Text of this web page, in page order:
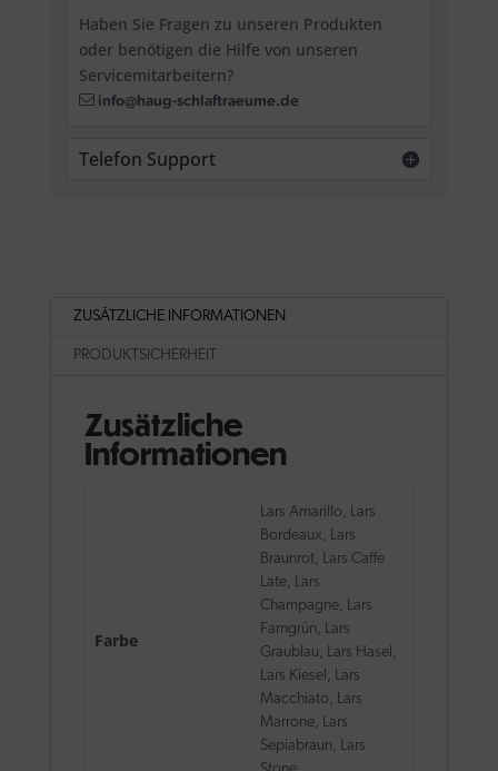
Haben Sie Fragen zu unseren Produkten
oder benötigen die Hilfe von unseren
Servicemitarbeitern?
info@haug-schlaftraeume.de
Telefon Support
ZUSÄTZLICHE INFORMATIONEN
PRODUKTSICHERHEIT
Zusätzliche
Informationen
Farbe
Lars Amarillo, Lars
Bordeaux, Lars
Braunrot, Lars Caffe
Late, Lars
Champagne, Lars
Farngrün, Lars
Graublau, Lars Hasel,
Lars Kiesel, Lars
Macchiato, Lars
Marrone, Lars
Sepiabraun, Lars